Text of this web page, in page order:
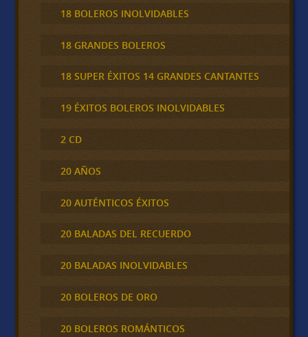
18 BOLEROS INOLVIDABLES
18 GRANDES BOLEROS
18 SUPER ÉXITOS 14 GRANDES CANTANTES
19 ÉXITOS BOLEROS INOLVIDABLES
2 CD
20 AÑOS
20 AUTÉNTICOS ÉXITOS
20 BALADAS DEL RECUERDO
20 BALADAS INOLVIDABLES
20 BOLEROS DE ORO
20 BOLEROS ROMÁNTICOS